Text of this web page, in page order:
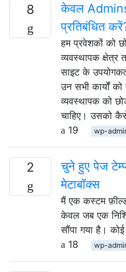
8
केवल
प्रतिबंधित
हम प्रवेशकों को
व्यवस्थापक क्षेत्र
साइट के
उन सभी कार्यों
व्यवस्थापक को
चाहिए। उसको
19
wp-
2
चुने हुए पेज
मेटाबॉक्स
मैं एक कस्टम
केवल जब एक
सौंपा गया है। कोई
18
wp-